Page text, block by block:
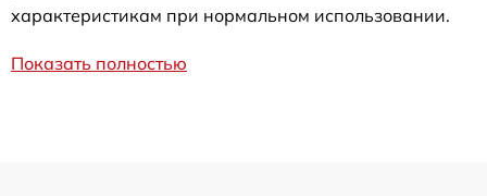
характеристикам при нормальном использовании.
Показать полностью